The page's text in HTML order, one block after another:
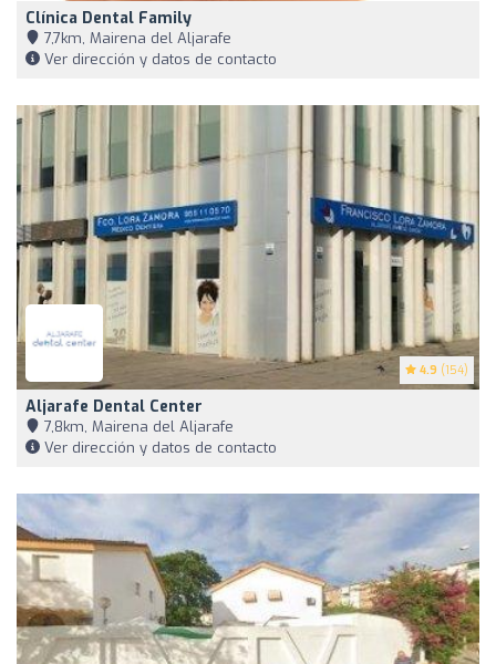
Clínica Dental Family
7,7km, Mairena del Aljarafe
Ver dirección y datos de contacto
4.9 (154)
Aljarafe Dental Center
7,8km, Mairena del Aljarafe
Ver dirección y datos de contacto